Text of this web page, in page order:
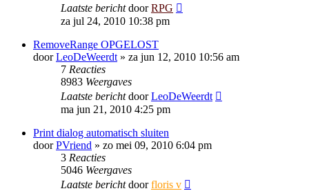
Laatste berichtdoorRPG
za jul 24, 2010 10:38 pm
RemoveRange OPGELOST
doorLeoDeWeerdt » za jun 12, 2010 10:56 am
7 Reacties
8983 Weergaves
Laatste berichtdoorLeoDeWeerdt
ma jun 21, 2010 4:25 pm
Print dialog automatisch sluiten
doorPVriend » zo mei 09, 2010 6:04 pm
3 Reacties
5046 Weergaves
Laatste berichtdoorfloris v